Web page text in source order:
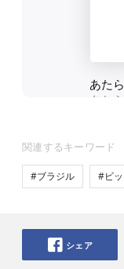
関連するキーワード
#ブラジル #ビ
シェア